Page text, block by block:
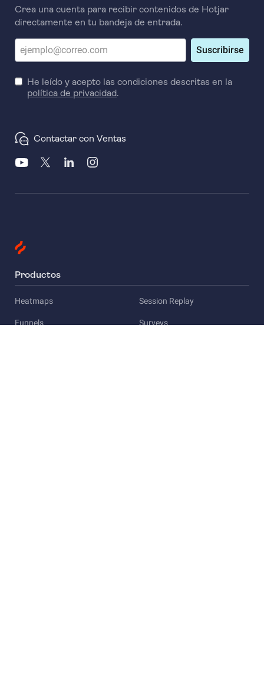
Crea una cuenta para recibir contenidos de Hotjar
directamente en tu bandeja de entrada.
Suscribirse
He leído y acepto las condiciones descritas en la
política de privacidad.
Contactar con Ventas
Productos
Heatmaps Session Replay
Funnels Surveys